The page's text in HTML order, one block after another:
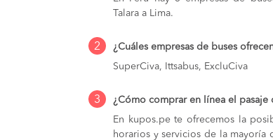
Talara a Lima.
2
¿Cuáles empresas de buses
SuperCiva, Ittsabus, ExcluCiva
3
¿Cómo comprar en línea el pasaje
En kupos.pe te ofrecemos la
horarios y servicios de la mayoría